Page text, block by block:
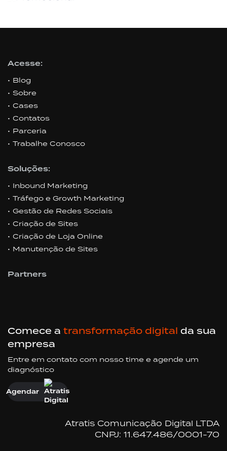
Acesse:
Blog
Sobre
Cases
Contatos
Parceria
Trabalhe Conosco
Soluções:
Inbound Marketing
Tráfego e Growth Marketing
Gestão de Redes Sociais
Criação de Sites
Criação de Loja Online
Manutenção de Sites
Partners
Comece a transformação digital da sua
empresa
Entre em contato com nosso time e agende um
diagnóstico
Agendar
Atratis Comunicação Digital LTDA
CNPJ: 11.647.486/0001-70